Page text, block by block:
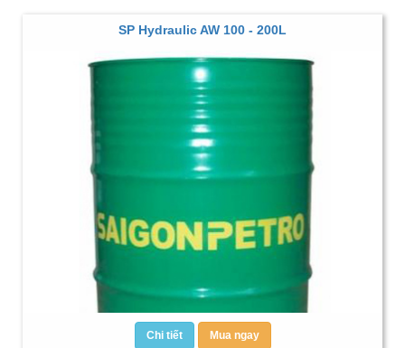
SP Hydraulic AW 100 - 200L
Chi tiết Mua ngay